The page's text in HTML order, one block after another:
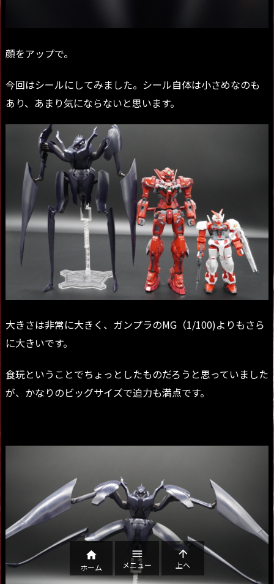
顔をアップで。
今回はシールにしてみました。シール自体は小さめなのも
あり、あまり気にならないと思います。
大きさは非常に大きく、ガンプラのMG（1/100)よりもさら
に大きいです。
食玩ということでちょっとしたものだろうと思っていました
が、かなりのビッグサイズで迫力も満点です。

ホーム

メニュー

上へ